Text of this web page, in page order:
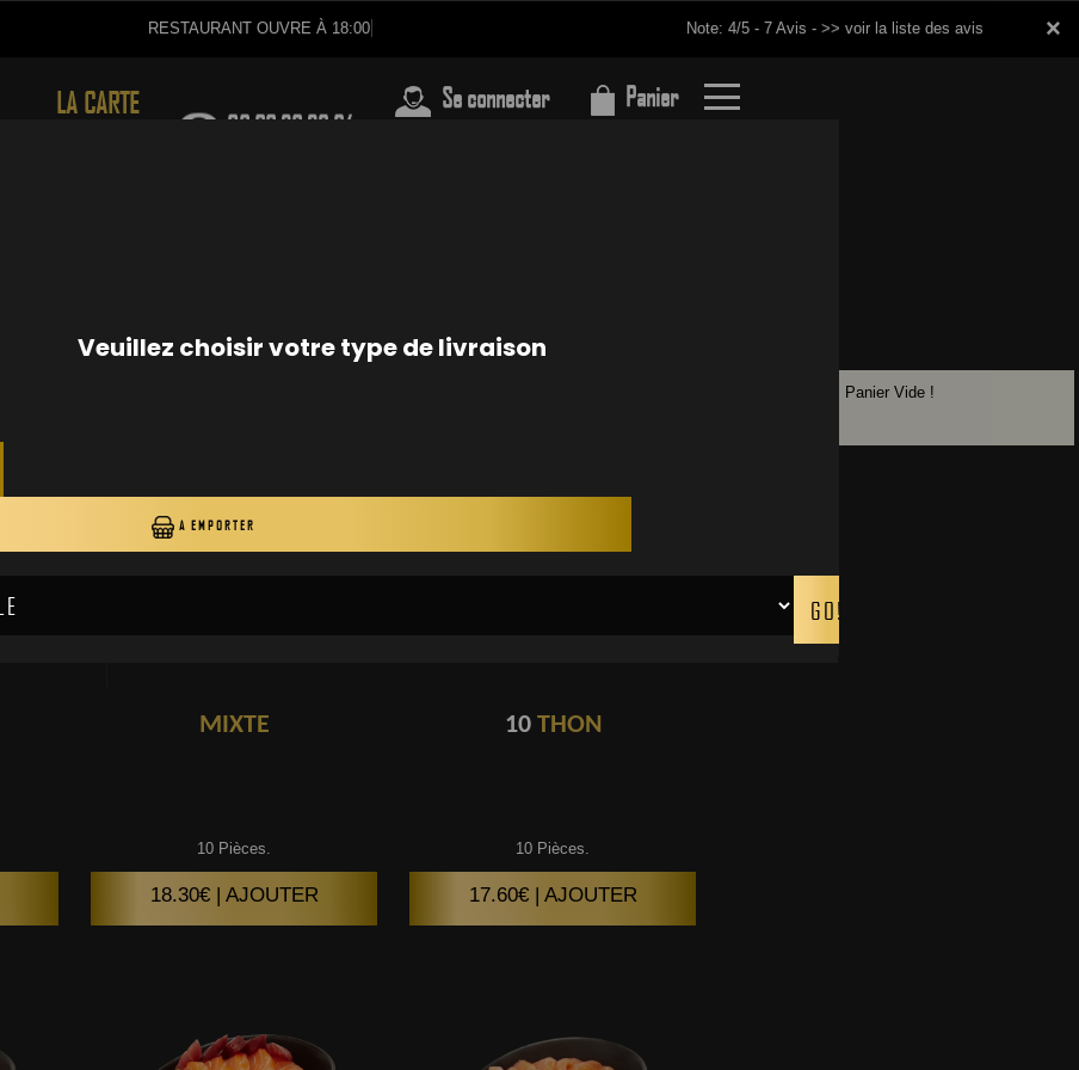
×
RESTAURANT OUVRE À 18:00 Note: 4/5 - 7 Avis - >> voir la liste des avis
LA CARTE Se connecter Panier
×
MIXTE
10 Pièces.
18.30€ | AJOUTER
10THON
10 Pièces.
17.60€ | AJOUTER
Panier Vide !